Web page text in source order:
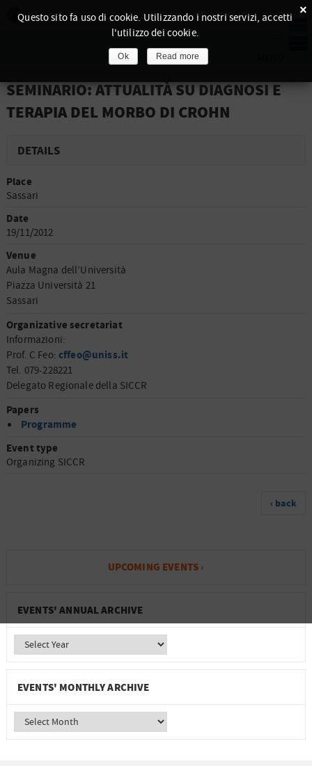
SEMINARIO: ATTUALITÀ SU DIAGNOSI E
TERAPIA DEL MORBO DI CROHN
DETAILS
Place
Sassari
Date
19/11/2012
Venue
Aula Magna dell’Università
Piazza Università 21
Sassari
Organizative secretariat
Informazioni:
Prof. C Feo:cffeo@uniss.it
Tel. 079-228221
Delegato Regionale della SICCR
Papers
Programme
Event type
Organizing SICCR
‹ back
UPCOMING EVENTS ›
EVENTS' ANNUAL ARCHIVE
EVENTS' MONTHLY ARCHIVE
×
Questo sito fa uso di cookie. Utilizzando i nostri servizi, accetti
l'utilizzo dei cookie.
Ok Read more